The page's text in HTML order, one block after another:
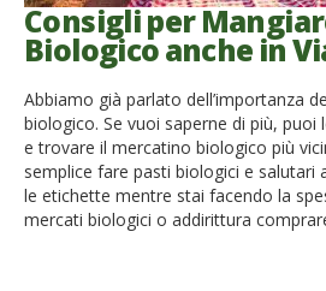
Consigli per
Biologico anche in
Abbiamo già parlato dell’importanza
biologico. Se vuoi saperne di più,
e trovare il mercatino biologico più
semplice fare pasti biologici e salutari
le etichette mentre stai facendo la
mercati biologici o addirittura